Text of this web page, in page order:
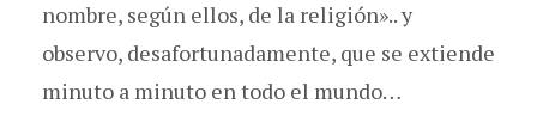
nombre, según ellos, de la religión».. y
observo, desafortunadamente, que se extiende
minuto a minuto en todo el mundo…